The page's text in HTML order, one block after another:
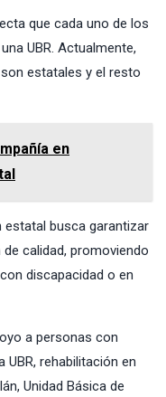
que cada uno de los
UBR. Actualmente,
estatales y el resto
en
busca garantizar
calidad, promoviendo
discapacidad o en
a personas con
UBR, rehabilitación en
, Unidad Básica de